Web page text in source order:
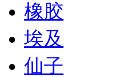
橡胶
埃及
仙子